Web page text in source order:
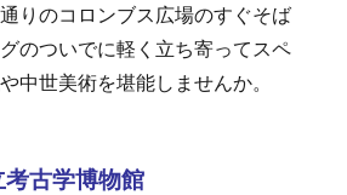
りのコロンブス広場のすぐそば
のついでに軽く立ち寄ってスペ
中世美術を堪能しませんか。
古学博物館